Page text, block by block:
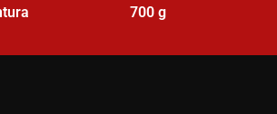
700 g